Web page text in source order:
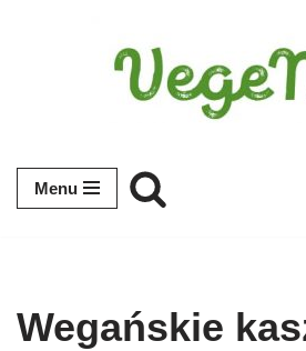
Menu
Wegańskie